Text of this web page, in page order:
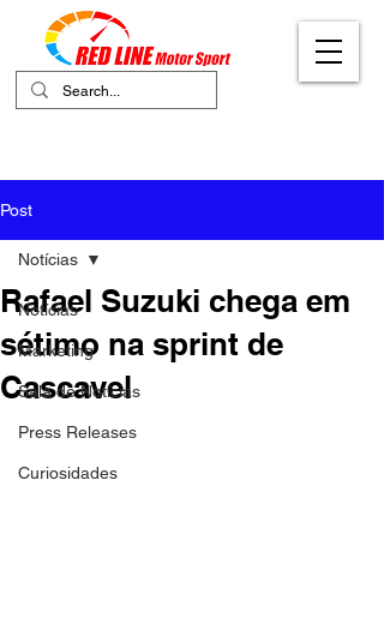
Post
Notícias
Marketing
Sala de Notícias
Press Releases
Curiosidades
Notícias
Rafael Suzuki chega em
sétimo na sprint de
Cascavel